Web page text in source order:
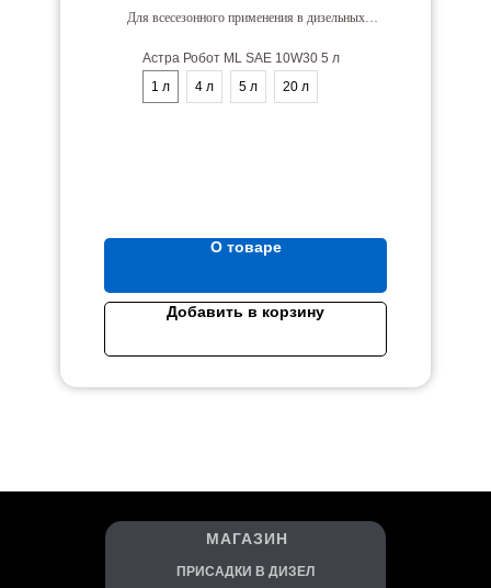
Для всесезонного применения в дизельных
мощностью, форсированных с турбонаддувом.
Астра Робот ML SAE 10W30 5 л
1 л
4 л 5 л 20 л
О товаре
Добавить в корзину
МАГАЗИН
ПРИСАДКИ В ДИЗЕЛ